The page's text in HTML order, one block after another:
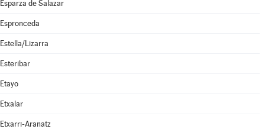
Esparza de Salazar
Espronceda
Estella/Lizarra
Esteribar
Etayo
Etxalar
Etxarri-Aranatz